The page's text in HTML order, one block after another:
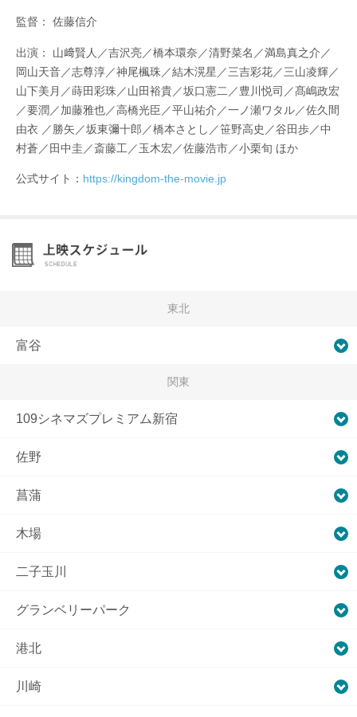
監督： 佐藤信介
出演： 山﨑賢人／吉沢亮／橋本環奈／清野菜名／満島真之介／
岡山天音／志尊淳／神尾楓珠／結木滉星／三吉彩花／三山凌輝／
山下美月／蒔田彩珠／山田裕貴／坂口憲二／豊川悦司／髙嶋政宏
／要潤／加藤雅也／高橋光臣／平山祐介／一ノ瀬ワタル／佐久間
由衣 ／勝矢／坂東彌十郎／橋本さとし／笹野高史／谷田歩／中
村蒼／田中圭／斎藤工／玉木宏／佐藤浩市／小栗旬 ほか
公式サイト： https://kingdom-the-movie.jp
東北
富谷
関東
109シネマズプレミアム新宿
佐野
菖蒲
木場
二子玉川
グランベリーパーク
港北
川崎